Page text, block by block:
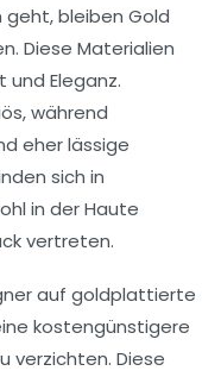
geht, bleiben Gold
Diese Materialien
Eleganz.
während
eher lässige
sich in
in der Haute
vertreten.
auf goldplattierte
kostengünstigere
verzichten. Diese